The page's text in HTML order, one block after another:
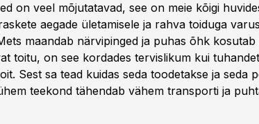
on veel mõjutatavad, see on meie kõigi
aegade ületamisele ja rahva toiduga
maandab närvipinged ja puhas õhk kosutab
toitu, on see kordades tervislikum kui
Sest sa tead kuidas seda toodetakse ja seda
teekond tähendab vähem transporti ja